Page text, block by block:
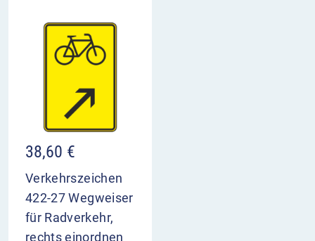
38,60 €
Verkehrszeichen
422-27 Wegweiser
für Radverkehr,
rechts einordnen